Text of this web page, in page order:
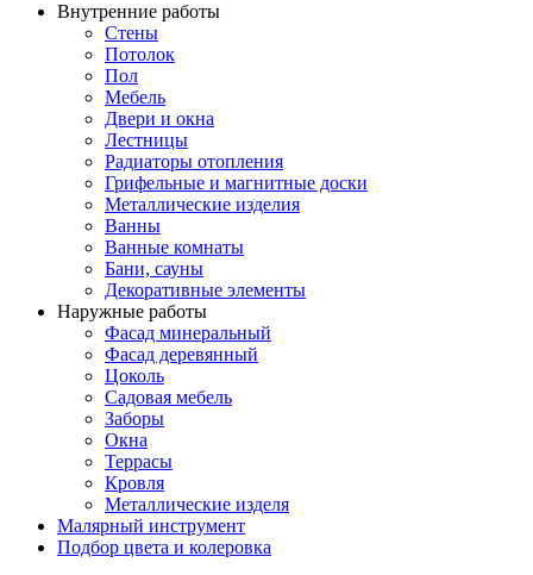
Внутренние работы
Стены
Потолок
Пол
Мебель
Двери и окна
Лестницы
Радиаторы отопления
Грифельные и магнитные доски
Металлические изделия
Ванны
Ванные комнаты
Бани, сауны
Декоративные элементы
Наружные работы
Фасад минеральный
Фасад деревянный
Цоколь
Садовая мебель
Заборы
Окна
Террасы
Кровля
Металлические изделя
Малярный инструмент
Подбор цвета и колеровка